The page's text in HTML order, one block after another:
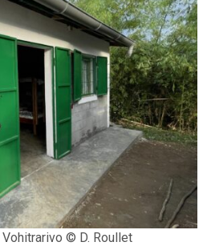
© D. Roullet